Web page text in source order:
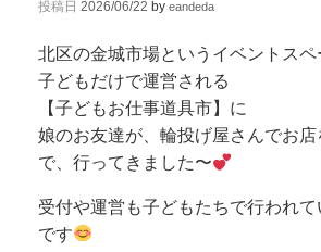
投稿日 2026/06/22 by eandeda
北区の金城市場というイベントスペ
子どもだけで運営される
【子どもお仕事道具市】に
娘のお友達が、輪投げ屋さんでお
で、行ってきました〜
受付や運営も子どもたちで行われ
です